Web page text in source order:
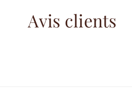
Avis clients